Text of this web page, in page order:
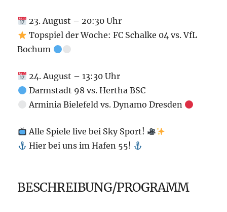
23. August – 20:30 Uhr
Topspiel der Woche: FC Schalke 04 vs. VfL
Bochum
24. August – 13:30 Uhr
Darmstadt 98 vs. Hertha BSC
Arminia Bielefeld vs. Dynamo Dresden
Alle Spiele live bei Sky Sport!
Hier bei uns im Hafen 55!
BESCHREIBUNG/PROGRAMM